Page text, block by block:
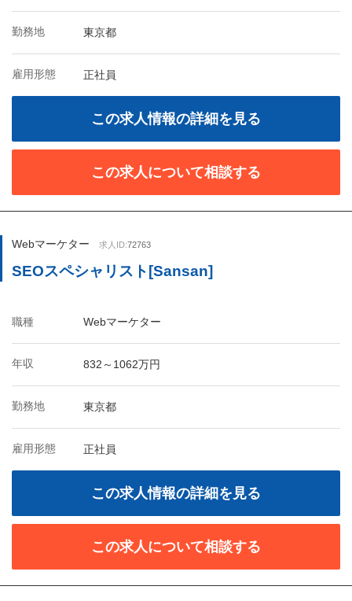
勤務地 東京都
雇用形態 正社員
この求人情報の詳細を見る
この求人について相談する
Webマーケター 求人ID:72763
SEOスペシャリスト[Sansan]
職種 Webマーケター
年収 832～1062万円
勤務地 東京都
雇用形態 正社員
この求人情報の詳細を見る
この求人について相談する